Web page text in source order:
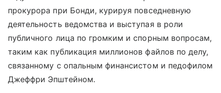
прокурора при Бонди, курируя повседневную
деятельность ведомства и выступая в роли
публичного лица по громким и спорным вопросам,
таким как публикация миллионов файлов по делу,
связанному с опальным финансистом и педофилом
Джеффри Эпштейном.